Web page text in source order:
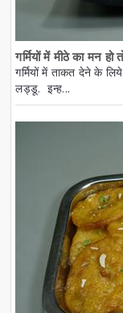
गर्मियों में मीठे का मन
गर्मियों में ताकत देने के
लड्डू. इन्ह...